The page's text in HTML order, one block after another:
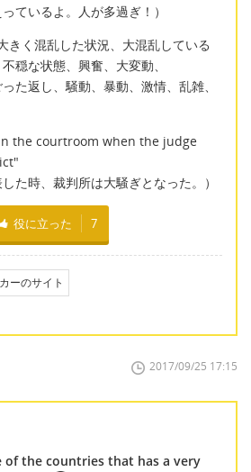
ているよ。人が多過ぎ！）
きく混乱した状況、大混乱している
穏な状態、興奮、大変動、
た返し、騒動、暴動、激情、乱雑、
the courtroom when the judge
た時、裁判所は大騒ぎとなった。）
役に立った 7
ーのサイト
2017/09/25 17:15
of the countries that has a very